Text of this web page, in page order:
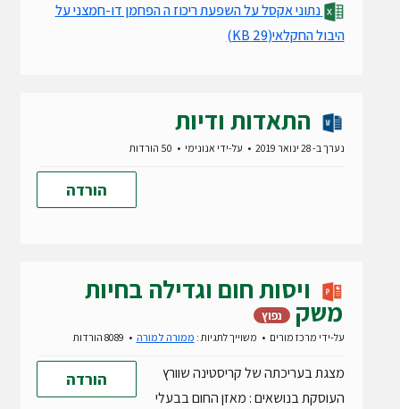
נתוני אקסל על השפעת ריכוז ה הפחמן דו-חמצני על
היבול החקלאי(29 KB)
התאדות ודיות
נערך ב- 28 ינואר 2019 על-ידי אנונימי
הורדה
ויסות חום וגדילה בחיות
משק נפוץ
על-ידי מרכז מורים משוייך לתגיות : ממורה למורה
הורדה
מצגת בעריכתה של קריסטינה שוורץ
העוסקת בנושאים : מאזן החום בבעלי